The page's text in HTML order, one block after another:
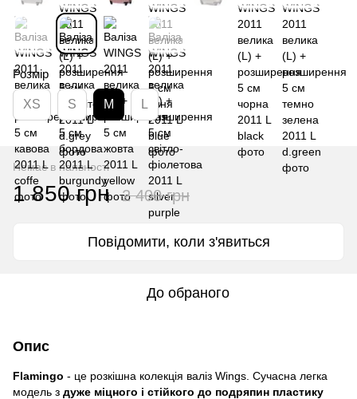
Розмір
XS S M L
Немає в наявності
1 850 грн 2 400 грн
Повідомити, коли з'явиться
До обраного
Опис
Flamingo - це розкішна колекція валіз Wings. Сучасна легка
модель з дуже міцного і стійкого до подряпин пластику